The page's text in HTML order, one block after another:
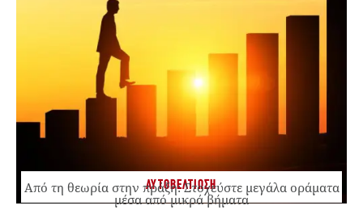
ΑΥΤΟΒΕΛΤΙΩΣΗ
Από τη θεωρία στην πράξη: Στοχεύστε μεγάλα οράματα
μέσα από μικρά βήματα